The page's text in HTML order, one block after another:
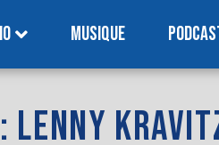
MUSIQUE
LENNY